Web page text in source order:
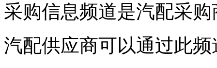
采购信息频道是汽配采
汽配供应商可以通过此